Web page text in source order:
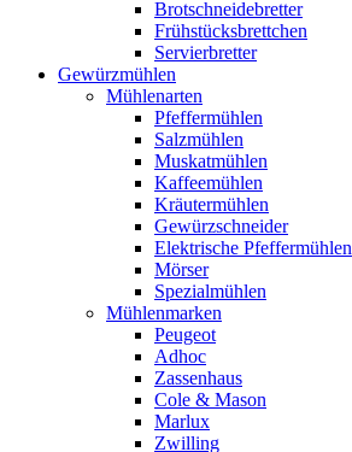
Brotschneidebretter
Frühstücksbrettchen
Servierbretter
Gewürzmühlen
Mühlenarten
Pfeffermühlen
Salzmühlen
Muskatmühlen
Kaffeemühlen
Kräutermühlen
Gewürzschneider
Elektrische Pfeffermühlen
Mörser
Spezialmühlen
Mühlenmarken
Peugeot
Adhoc
Zassenhaus
Cole & Mason
Marlux
Zwilling